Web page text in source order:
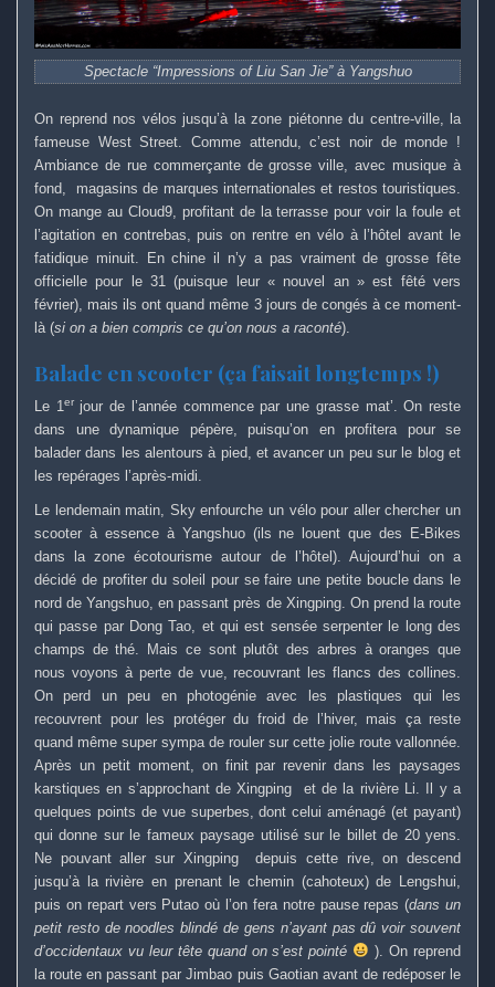
Spectacle “Impressions of Liu San Jie” à Yangshuo
On reprend nos vélos jusqu’à la zone piétonne du centre-ville, la
fameuse West Street. Comme attendu, c’est noir de monde !
Ambiance de rue commerçante de grosse ville, avec musique à
fond, magasins de marques internationales et restos touristiques.
On mange au Cloud9, profitant de la terrasse pour voir la foule et
l’agitation en contrebas, puis on rentre en vélo à l’hôtel avant le
fatidique minuit. En chine il n’y a pas vraiment de grosse fête
officielle pour le 31 (puisque leur « nouvel an » est fêté vers
février), mais ils ont quand même 3 jours de congés à ce moment-
là (si on a bien compris ce qu’on nous a raconté).
Balade en scooter (ça faisait longtemps !)
Le 1 erjour de l’année commence par une grasse mat’. On reste
dans une dynamique pépère, puisqu’on en profitera pour se
balader dans les alentours à pied, et avancer un peu sur le blog et
les repérages l’après-midi.
Le lendemain matin, Sky enfourche un vélo pour aller chercher un
scooter à essence à Yangshuo (ils ne louent que des E-Bikes
dans la zone écotourisme autour de l’hôtel). Aujourd’hui on a
décidé de profiter du soleil pour se faire une petite boucle dans le
nord de Yangshuo, en passant près de Xingping. On prend la route
qui passe par Dong Tao, et qui est sensée serpenter le long des
champs de thé. Mais ce sont plutôt des arbres à oranges que
nous voyons à perte de vue, recouvrant les flancs des collines.
On perd un peu en photogénie avec les plastiques qui les
recouvrent pour les protéger du froid de l’hiver, mais ça reste
quand même super sympa de rouler sur cette jolie route vallonnée.
Après un petit moment, on finit par revenir dans les paysages
karstiques en s’approchant de Xingping et de la rivière Li. Il y a
quelques points de vue superbes, dont celui aménagé (et payant)
qui donne sur le fameux paysage utilisé sur le billet de 20 yens.
Ne pouvant aller sur Xingping depuis cette rive, on descend
jusqu’à la rivière en prenant le chemin (cahoteux) de Lengshui,
puis on repart vers Putao où l’on fera notre pause repas (dans un
petit resto de noodles blindé de gens n’ayant pas dû voir souvent
d’occidentaux vu leur tête quand on s’est pointé
). On reprend
la route en passant par Jimbao puis Gaotian avant de redéposer le